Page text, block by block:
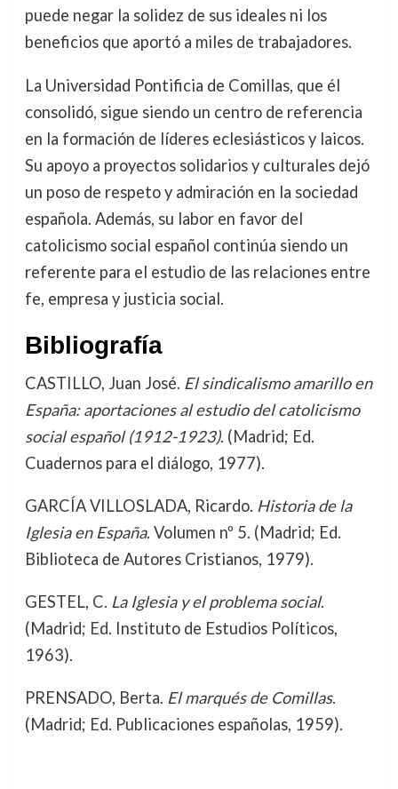
puede negar la solidez de sus ideales ni los
beneficios que aportó a miles de trabajadores.
La Universidad Pontificia de Comillas, que él
consolidó, sigue siendo un centro de referencia
en la formación de líderes eclesiásticos y laicos.
Su apoyo a proyectos solidarios y culturales dejó
un poso de respeto y admiración en la sociedad
española. Además, su labor en favor del
catolicismo social español continúa siendo un
referente para el estudio de las relaciones entre
fe, empresa y justicia social.
Bibliografía
CASTILLO, Juan José. El sindicalismo amarillo en
España: aportaciones al estudio del catolicismo
social español (1912-1923). (Madrid; Ed.
Cuadernos para el diálogo, 1977).
GARCÍA VILLOSLADA, Ricardo. Historia de la
Iglesia en España. Volumen nº 5. (Madrid; Ed.
Biblioteca de Autores Cristianos, 1979).
GESTEL, C. La Iglesia y el problema social.
(Madrid; Ed. Instituto de Estudios Políticos,
1963).
PRENSADO, Berta. El marqués de Comillas.
(Madrid; Ed. Publicaciones españolas, 1959).